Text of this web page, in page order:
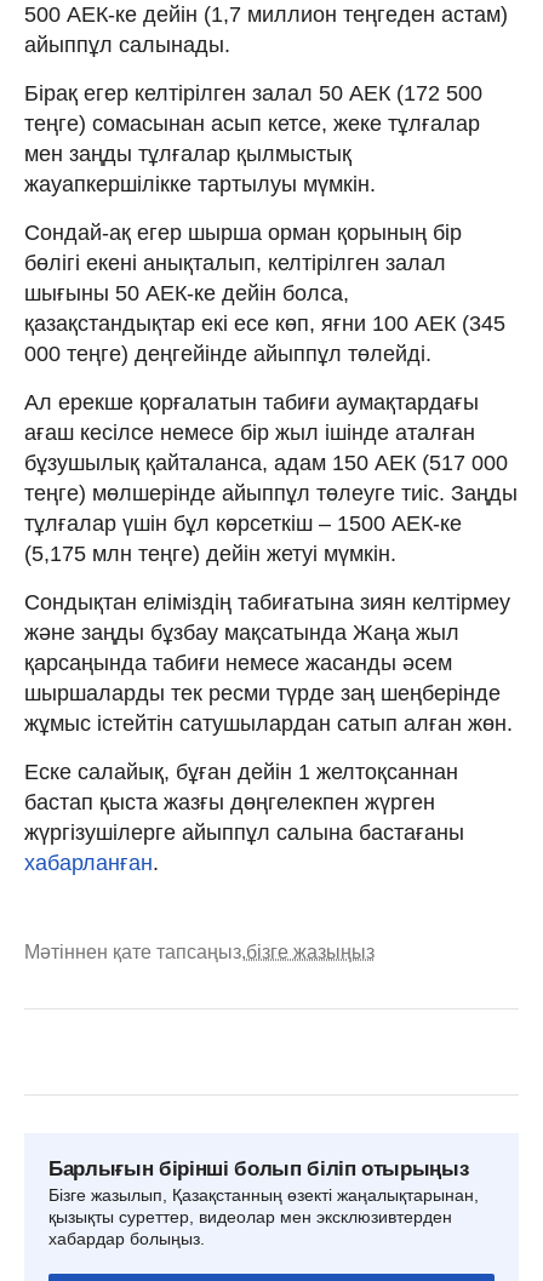
500 АЕК-ке дейін (1,7 миллион теңгеден астам)
айыппұл салынады.
Бірақ егер келтірілген залал 50 АЕК (172 500
теңге) сомасынан асып кетсе, жеке тұлғалар
мен заңды тұлғалар қылмыстық
жауапкершілікке тартылуы мүмкін.
Сондай-ақ егер шырша орман қорының бір
бөлігі екені анықталып, келтірілген залал
шығыны 50 АЕК-ке дейін болса,
қазақстандықтар екі есе көп, яғни 100 АЕК (345
000 теңге) деңгейінде айыппұл төлейді.
Ал ерекше қорғалатын табиғи аумақтардағы
ағаш кесілсе немесе бір жыл ішінде аталған
бұзушылық қайталанса, адам 150 АЕК (517 000
теңге) мөлшерінде айыппұл төлеуге тиіс. Заңды
тұлғалар үшін бұл көрсеткіш – 1500 АЕК-ке
(5,175 млн теңге) дейін жетуі мүмкін.
Сондықтан еліміздің табиғатына зиян келтірмеу
және заңды бұзбау мақсатында Жаңа жыл
қарсаңында табиғи немесе жасанды әсем
шыршаларды тек ресми түрде заң шеңберінде
жұмыс істейтін сатушылардан сатып алған жөн.
Еске салайық, бұған дейін 1 желтоқсаннан
бастап қыста жазғы дөңгелекпен жүрген
жүргізушілерге айыппұл салына бастағаны
хабарланған.
Мәтіннен қате тапсаңыз,бізге жазыңыз
Барлығын бірінші болып біліп отырыңыз
Бізге жазылып, Қазақстанның өзекті жаңалықтарынан,
қызықты суреттер, видеолар мен эксклюзивтерден
хабардар болыңыз.